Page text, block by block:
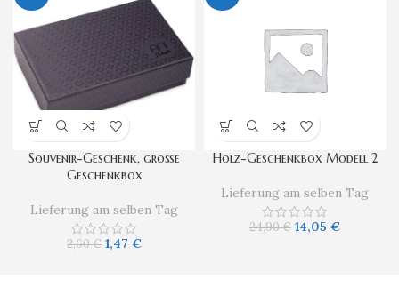
Souvenir-Geschenk, große
Geschenkbox
Lieferung am selben Tag
2,60€ 1,47 €
Holz-Geschenkbox Modell 2
Lieferung am selben Tag
24,90€ 14,05 €